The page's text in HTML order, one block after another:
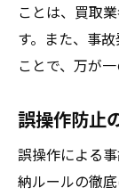
ことは、買取
す。また、事
ことで、万が
誤操作防止
誤操作による
納ルールの徹